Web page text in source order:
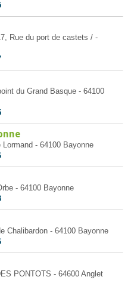
Rue du port de castets / -
du Grand Basque - 64100
- 64100 Bayonne
- 64100 Bayonne
Chalibardon - 64100 Bayonne
PONTOTS - 64600 Anglet